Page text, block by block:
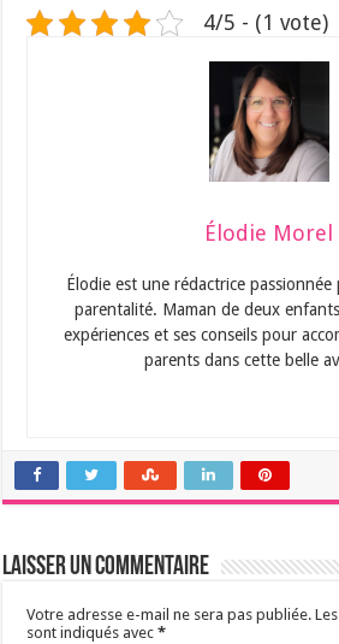
4/5 - (1 vote)
Élodie Morel
Élodie est une rédactrice passionnée
parentalité. Maman de deux
expériences et ses conseils pour
parents dans cette belle
Laisser un commentaire
Votre adresse e-mail ne sera pas publiée.
sont indiqués avec*